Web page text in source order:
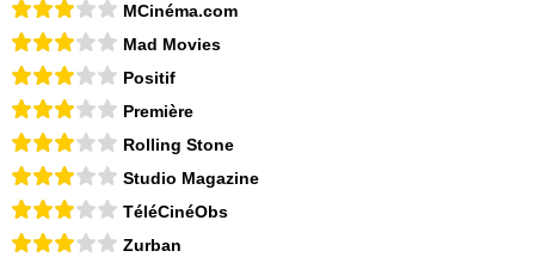
MCinéma.com
Mad Movies
Positif
Première
Rolling Stone
Studio Magazine
TéléCinéObs
Zurban